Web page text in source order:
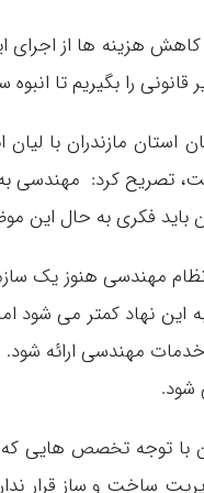
کاهش هزینه ها از
را بگیریم تا انبوه
مازندران با لیان
تصریح کرد: مهندسی
باید فکری به حال این
نظام مهندسی هنوز
این نهاد کمتر می
مهندسی ارائه شود.
توجه تخصص هایی که
ساخت و ساز قرار